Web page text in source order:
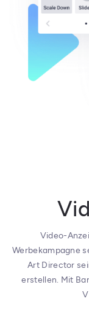
Video-
Werbekampagne
Art Director
erstellen. Mit